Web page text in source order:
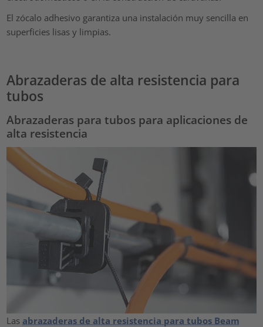
El zócalo adhesivo garantiza una instalación muy sencilla en
superficies lisas y limpias.
Abrazaderas de alta resistencia para
tubos
Abrazaderas para tubos para aplicaciones de
alta resistencia
Las abrazaderas de alta resistencia para tubos Beam